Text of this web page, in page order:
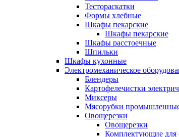
Тестораскатки
Формы хлебные
Шкафы пекарские
Шкафы пекарские
Шкафы расстоечные
Шпильки
Шкафы кухонные
Электромеханическое
Блендеры
Картофелечистки
Миксеры
Мясорубки
Овощерезки
Овощерезки
Комплектующие для